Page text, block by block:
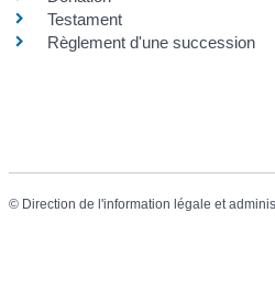
Testament
Règlement d'une succession
© Direction de l'information légale et